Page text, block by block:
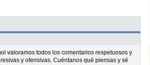
valoramos todos los comentarios respetuosos y
y ofensivas. Cuéntanos qué piensas y sé